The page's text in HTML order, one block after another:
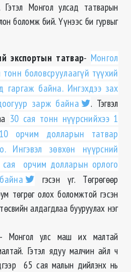
Гэтэл Монгол улсад татварын
боломж бий. Үүнээс би гурвыг
экспортын татвар- Монгол
боловсруулаагүй түүхий
гаргаж байна. Ингэхдээ зах
зарж байна
. Тэгвэл
30 сая тонн нүүрснийхээ 1
орчим долларын татвар
Ингэвэл зөвхөн нүүрсний
сая орчим долларын орлого
гэсэн үг. Төгрөгөөр
төгрөг олох боломжтой гэсэн
алдагдлаа бууруулах нэг
- Монгол улс маш их малтай
Гэтэл ядуу малчин айл ч
65 сая малын дийлэнх нь